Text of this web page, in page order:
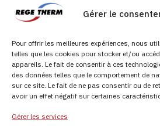
Gérer le
Pour offrir les meilleures expériences, nous
telles que les cookies pour stocker et/ou
appareils. Le fait de consentir à ces
des données telles que le comportement de
sur ce site. Le fait de ne pas consentir ou de
avoir un effet négatif sur certaines
Gérer les services
réparation des cuves hydrocarbures,